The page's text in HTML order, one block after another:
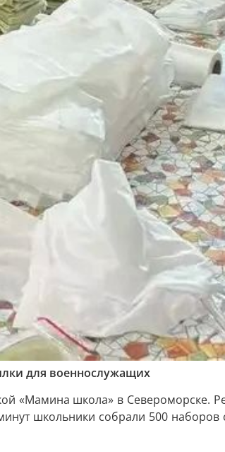
для военнослужащих
«Мамина школа» в Североморске.
школьники собрали 500